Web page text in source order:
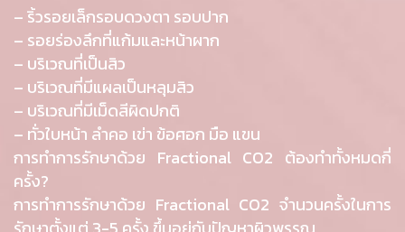
– ริ้วรอยเล็กรอบดวงตา รอบปาก
– รอยร่องลึกที่แก้มและหน้าผาก
– บริเวณที่เป็นสิว
– บริเวณที่มีแผลเป็นหลุมสิว
– บริเวณที่มีเม็ดสีผิดปกติ
– ทั่วใบหน้า ลำคอ เข่า ข้อศอก มือ แขน
การทำการรักษาด้วย Fractional CO2 ต้องทำทั้งหมดกี่
ครั้ง?
การทำการรักษาด้วย Fractional CO2 จำนวนครั้งในการ